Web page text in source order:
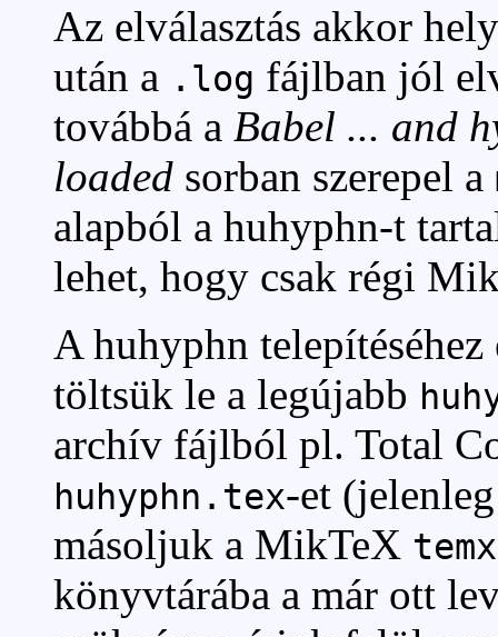
Az elválasztás akkor
után a .log fájlban jól
továbbá a Babel ... and
loaded sorban szerepel a
alapból a huhyphn-t
lehet, hogy csak régi
A huhyphn
töltsük le a legújabb
archív fájlból pl. Total
huhyphn.tex-et
másoljuk a MikTeX
könyvtárába a már ott